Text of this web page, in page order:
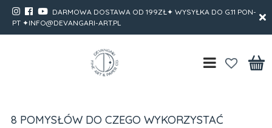
DARMOWA DOSTAWA OD 199ZŁ✦ WYSYŁKA DO G.11 PON-
PT ✦INFO@DEVANGARI-ART.PL
8 POMYSŁÓW DO CZEGO WYKORZYSTAĆ